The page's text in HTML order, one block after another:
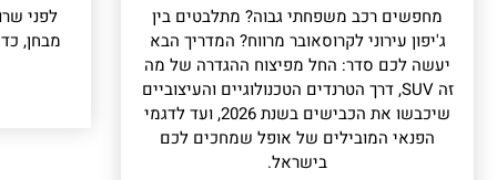
מחפשים רכב משפחתי גבוה? מתלבטים בין
ג'יפון עירוני לקרוסאובר מרווח? המדריך הבא
יעשה לכם סדר: החל מפיצוח ההגדרה של מה
זה SUV, דרך הטרנדים הטכנולוגיים והעיצוביים
שיכבשו את הכבישים בשנת 2026, ועד לדגמי
הפנאי המובילים של אופל שמחכים לכם
בישראל.
לפני
מבחן,